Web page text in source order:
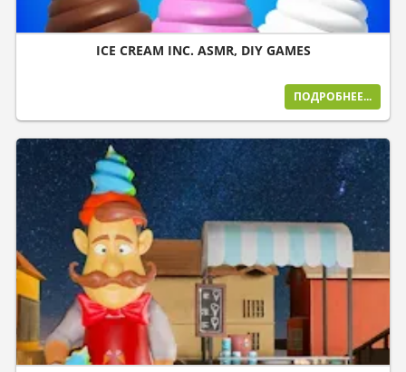
ICE CREAM INC. ASMR, DIY GAMES
ПОДРОБНЕЕ...